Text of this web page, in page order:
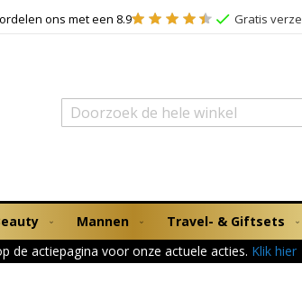
ons met een 8.9 Gratis
Mannen Travel- & Giftsets
de actiepagina voor onze actuele acties. Klik hier